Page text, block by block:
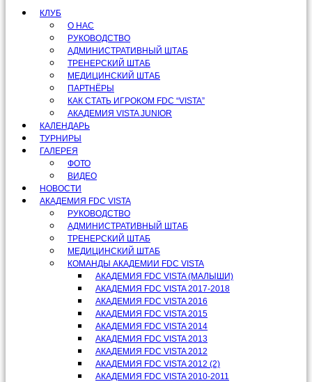
КЛУБ
О НАС
РУКОВОДСТВО
АДМИНИСТРАТИВНЫЙ ШТАБ
ТРЕНЕРСКИЙ ШТАБ
МЕДИЦИНСКИЙ ШТАБ
ПАРТНЁРЫ
КАК СТАТЬ ИГРОКОМ FDC “VISTA”
АКАДЕМИЯ VISTA JUNIOR
КАЛЕНДАРЬ
ТУРНИРЫ
ГАЛЕРЕЯ
ФОТО
ВИДЕО
НОВОСТИ
АКАДЕМИЯ FDC VISTA
РУКОВОДСТВО
АДМИНИСТРАТИВНЫЙ ШТАБ
ТРЕНЕРСКИЙ ШТАБ
МЕДИЦИНСКИЙ ШТАБ
КОМАНДЫ АКАДЕМИИ FDC VISTA
АКАДЕМИЯ FDC VISTA (МАЛЫШИ)
АКАДЕМИЯ FDC VISTA 2017-2018
АКАДЕМИЯ FDC VISTA 2016
АКАДЕМИЯ FDC VISTA 2015
АКАДЕМИЯ FDC VISTA 2014
АКАДЕМИЯ FDC VISTA 2013
АКАДЕМИЯ FDC VISTA 2012
АКАДЕМИЯ FDC VISTA 2012 (2)
АКАДЕМИЯ FDC VISTA 2010-2011